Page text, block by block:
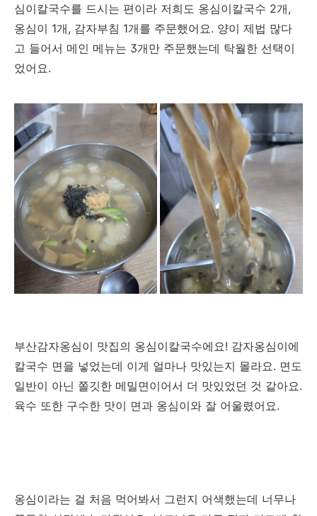
심이칼국수를 드시는 편이라 저희도 옹심이칼국수 2개,
옹심이 1개, 감자부침 1개를 주문했어요. 양이 제법 많다
고 들어서 메인 메뉴는 3개만 주문했는데 탁월한 선택이
었어요.
부산감자옹심이 맛집의 옹심이칼국수에요! 감자옹심이에
칼국수 면을 넣었는데 이게 얼마나 맛있는지 몰라요. 면도
일반이 아닌 쫄깃한 메밀면이어서 더 맛있었던 것 같아요.
육수 또한 구수한 맛이 면과 옹심이와 잘 어울렸어요.
옹심이라는 걸 처음 먹어봐서 그런지 어색했는데 너무나